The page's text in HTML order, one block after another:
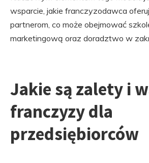
wsparcie, jakie franczyzodawca
partnerom, co może obejmować
marketingową oraz doradztwo w
Jakie są zalety i
franczyzy dla
przedsiębiorców